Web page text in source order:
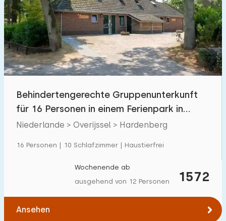
Badezimmer:
1 2 3 4 5
Entfernungen
Von Hardenberg(max. km):
Zum Meer(max. km):
5 10
1 2
Behindertengerechte Gruppenunterkunft
für 16 Personen in einem Ferienpark in
Hardenberg
Niederlande > Overijssel > Hardenberg
16 Personen | 10 Schlafzimmer | Haustierfrei
1572
Wochenende ab
ausgehend von 12 Personen
Ansehen